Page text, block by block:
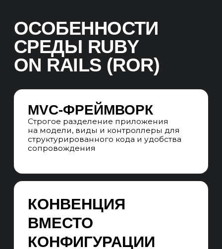
АНАЛИЗ SERP
Анализируем ТОП-10 поисковой
выдачи Яндекс и Google, оцениваем
степень конкуренции,
сформированность выдачи
и возможности для SEO-продвижения
АНАЛИЗ КОНКУРЕНТОВ
лидеров в поисковом пространстве
по всей РФ, собирая лучшие решения
на посадочных страницах, в структуре
и ссылочных профилях
СЕМАНТИЧЕСКОЕ ЯДРО
не ограничиваясь частотой
СТРУКТУРА САЙТА
Формируем наглядную mindmap-
кластеры семантического ядра
и проектируем для каждого отдельную